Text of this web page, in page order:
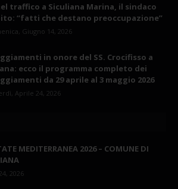
traffico a Siculiana Marina, il sindaco
“fatti che destano preoccupazione”
Giugno 14, 2026
in onore del SS. Crocifisso a
ecco il programma completo dei
da 29 aprile al 3 maggio 2026
Aprile 24, 2026
MEDITERRANEA 2026 – COMUNE DI
2026